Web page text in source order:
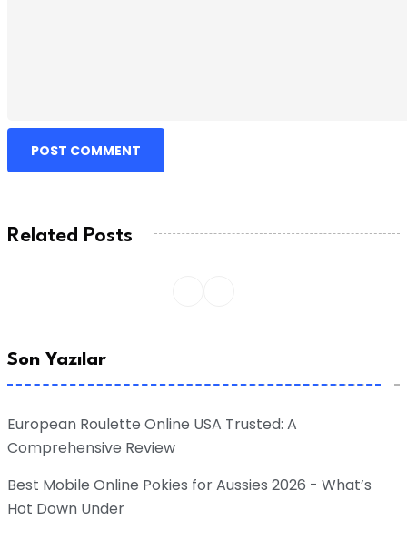
POST COMMENT
Related Posts
Son Yazılar
European Roulette Online USA Trusted: A
Comprehensive Review
Best Mobile Online Pokies for Aussies 2026 - What’s
Hot Down Under